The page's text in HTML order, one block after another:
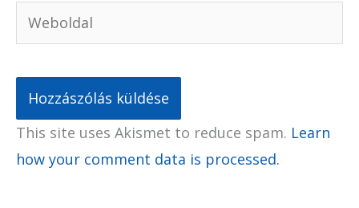
Weboldal
This site uses Akismet to reduce spam. Learn
how your comment data is processed.